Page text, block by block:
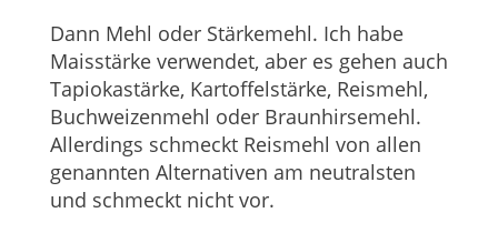
Dann Mehl oder Stärkemehl. Ich habe
Maisstärke verwendet, aber es gehen auch
Tapiokastärke, Kartoffelstärke, Reismehl,
Buchweizenmehl oder Braunhirsemehl.
Allerdings schmeckt Reismehl von allen
genannten Alternativen am neutralsten
und schmeckt nicht vor.